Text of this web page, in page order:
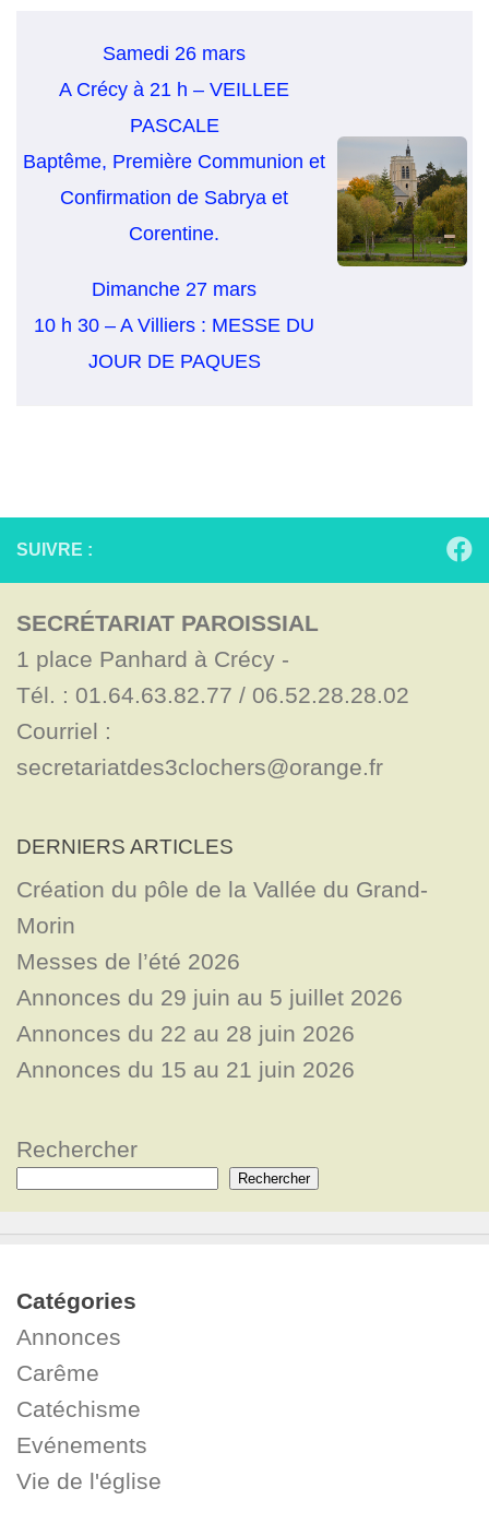
Samedi 26 mars
A Crécy à 21 h – VEILLEE
PASCALE
Baptême, Première Communion et
Confirmation de Sabrya et
Corentine.
Dimanche 27 mars
10 h 30 – A Villiers : MESSE DU
JOUR DE PAQUES
SUIVRE :
SECRÉTARIAT PAROISSIAL
1 place Panhard à Crécy -
Tél. : 01.64.63.82.77 / 06.52.28.28.02
Courriel :
secretariatdes3clochers@orange.fr
DERNIERS ARTICLES
Création du pôle de la Vallée du Grand-
Morin
Messes de l’été 2026
Annonces du 29 juin au 5 juillet 2026
Annonces du 22 au 28 juin 2026
Annonces du 15 au 21 juin 2026
Rechercher
Rechercher
Catégories
Annonces
Carême
Catéchisme
Evénements
Vie de l'église